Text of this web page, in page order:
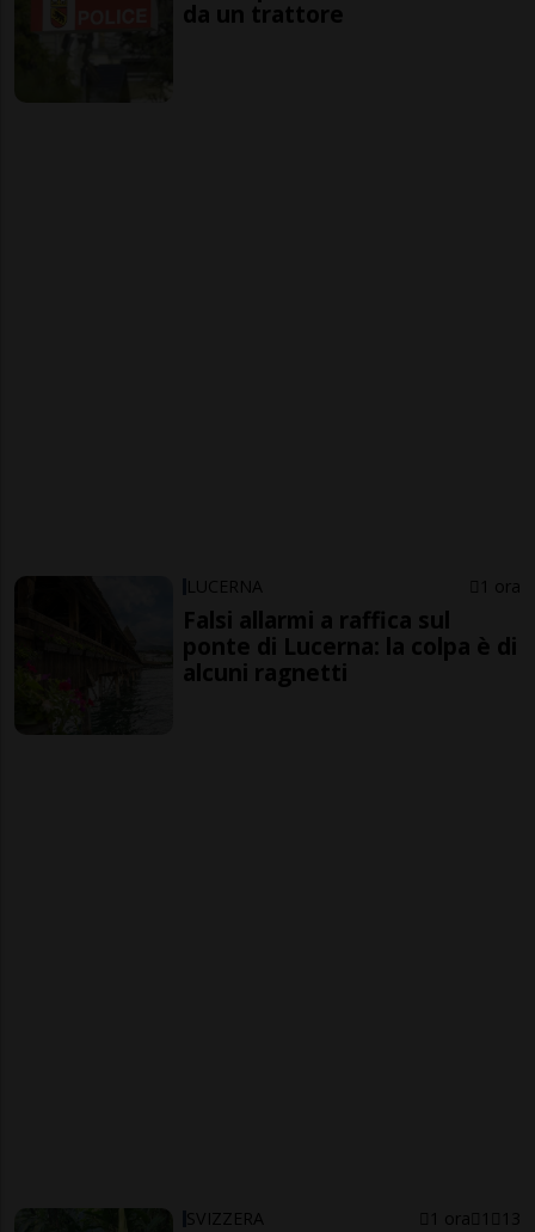
da un trattore
LUCERNA 1 ora
Falsi allarmi a raffica sul
ponte di Lucerna: la colpa è di
alcuni ragnetti
SVIZZERA 1 ora 1 13